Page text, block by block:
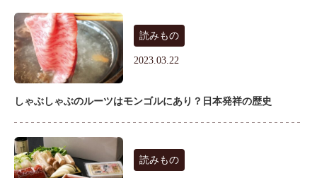
読みもの
2023.03.22
しゃぶしゃぶのルーツはモンゴルにあり？日本発祥の歴史
読みもの